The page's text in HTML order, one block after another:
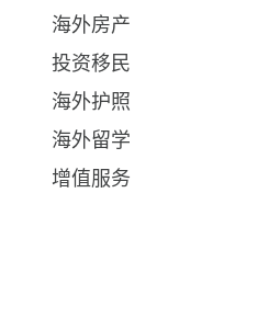
海外房产
投资移民
海外护照
海外留学
增值服务